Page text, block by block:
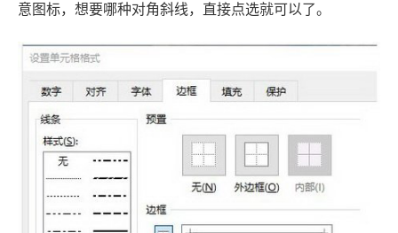
意图标，想要哪种对角斜线，直接点选就可以了。